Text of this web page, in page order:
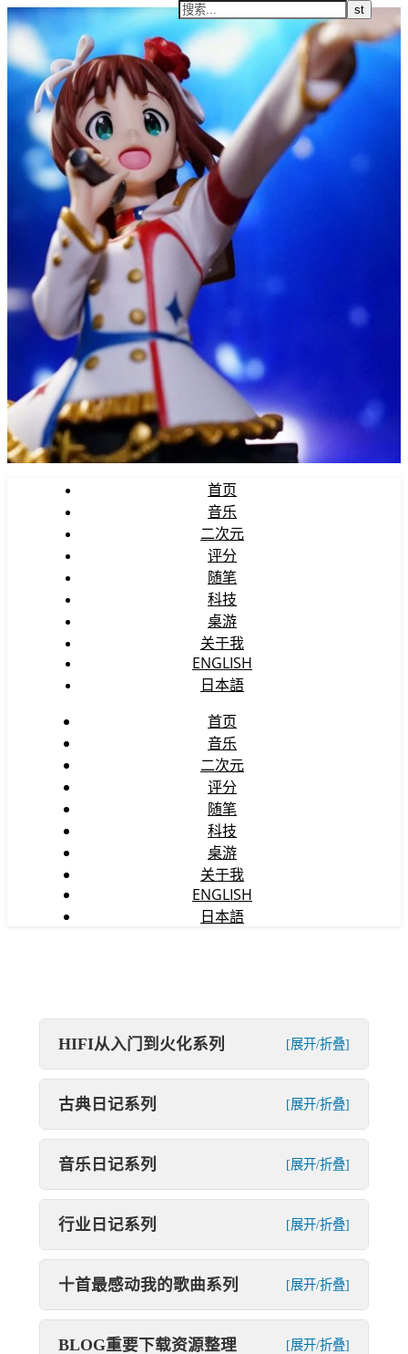
首页
音乐
二次元
评分
随笔
科技
桌游
关于我
ENGLISH
日本語
首页
音乐
二次元
评分
随笔
科技
桌游
关于我
ENGLISH
日本語
HIFI从入门到火化系列 [展开/折叠]
古典日记系列 [展开/折叠]
音乐日记系列 [展开/折叠]
行业日记系列 [展开/折叠]
十首最感动我的歌曲系列 [展开/折叠]
BLOG重要下载资源整理 [展开/折叠]